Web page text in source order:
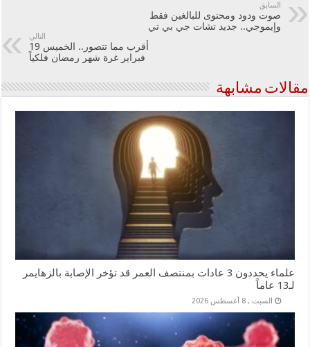
السابق
صوت ودود ومحتوى للبالغين فقط
وإيموجي.. جديد تشات جي بي تي
التالي
أقرب مما تتصور.. الخميس 19
فبراير غرة شهر رمضان فلكياً
مقالات مشابهة
علماء يحددون 3 عادات بمنتصف العمر قد تؤخر الإصابة بالزهايمر
لـ13 عاماً
السبت , 8 أغسطس 2026